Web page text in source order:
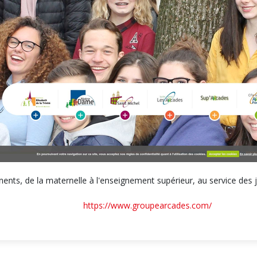
de la maternelle à l'enseignement supérieur, au service
https://www.groupearcades.com/